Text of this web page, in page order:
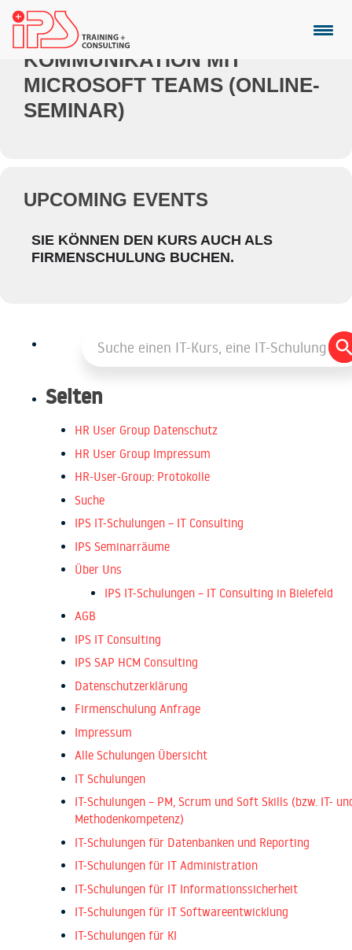
Events by Thema
KOMMUNIKATION MIT
MICROSOFT TEAMS (ONLINE-
SEMINAR)
UPCOMING EVENTS
SIE KÖNNEN DEN KURS AUCH ALS
FIRMENSCHULUNG BUCHEN.
Seiten
HR User Group Datenschutz
HR User Group Impressum
HR-User-Group: Protokolle
Suche
IPS IT-Schulungen – IT Consulting
IPS Seminarräume
Über Uns
IPS IT-Schulungen – IT Consulting in Bielefeld
AGB
IPS IT Consulting
IPS SAP HCM Consulting
Datenschutzerklärung
Firmenschulung Anfrage
Impressum
Alle Schulungen Übersicht
IT Schulungen
IT-Schulungen – PM, Scrum und Soft Skills (bzw. IT-
Methodenkompetenz)
IT-Schulungen für Datenbanken und Reporting
IT-Schulungen für IT Administration
IT-Schulungen für IT Informationssicherheit
IT-Schulungen für IT Softwareentwicklung
IT-Schulungen für KI